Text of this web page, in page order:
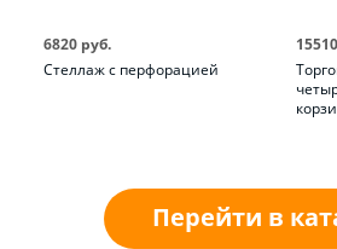
Стеллаж с перфорацией
6820 руб.
Перейти в